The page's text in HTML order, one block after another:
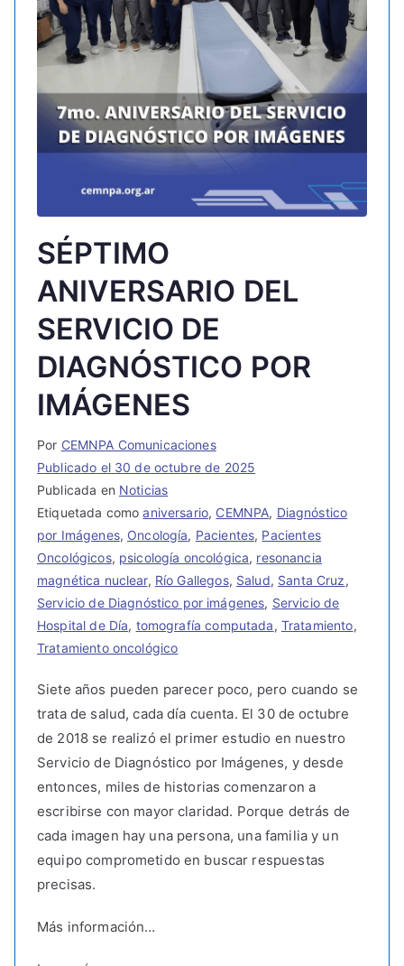
SÉPTIMO
ANIVERSARIO DEL
SERVICIO DE
DIAGNÓSTICO POR
IMÁGENES
Por CEMNPA Comunicaciones
Publicado el 30 de octubre de 2025
Publicada en Noticias
Etiquetada comoaniversario, CEMNPA, Diagnóstico
por Imágenes, Oncología, Pacientes, Pacientes
Oncológicos, psicología oncológica, resonancia
magnética nuclear, Río Gallegos, Salud, Santa Cruz,
Servicio de Diagnóstico por imágenes, Servicio de
Hospital de Día, tomografía computada, Tratamiento,
Tratamiento oncológico
Siete años pueden parecer poco, pero cuando se
trata de salud, cada día cuenta. El 30 de octubre
de 2018 se realizó el primer estudio en nuestro
Servicio de Diagnóstico por Imágenes, y desde
entonces, miles de historias comenzaron a
escribirse con mayor claridad. Porque detrás de
cada imagen hay una persona, una familia y un
equipo comprometido en buscar respuestas
precisas.
Más información…